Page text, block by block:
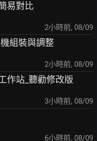
易對比
2小時前, 08/09
組裝與調整
2小時前, 08/09
作站_聽勸修改版
3小時前, 08/09
6小時前, 08/09